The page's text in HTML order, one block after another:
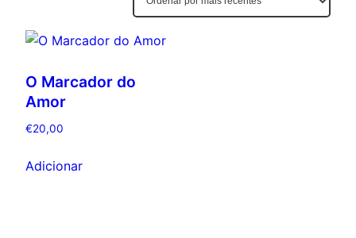
O Marcador do
Amor
€20,00
Adicionar